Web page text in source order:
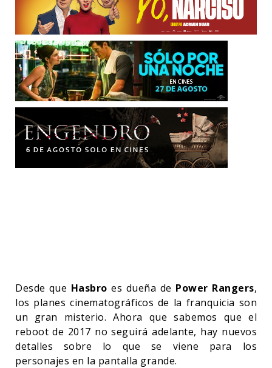
Desde que Hasbro es dueña de Power Rangers,
los planes cinematográficos de la franquicia son
un gran misterio. Ahora que sabemos que el
reboot de 2017 no seguirá adelante, hay nuevos
detalles sobre lo que se viene para los
personajes en la pantalla grande.